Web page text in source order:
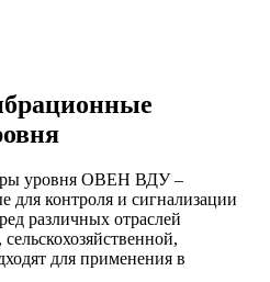
уровня ОВЕН ВДУ –
для контроля и сигнализации
различных отраслей
для применения в